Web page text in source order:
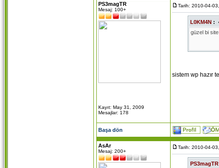
PS3magTR
Mesaj: 100+
Kayıt: May 31, 2009
Mesajlar: 178
Tarih: 2010-04-
L0KM4N :
güzel bi
sistem wp hazır
Başa dön
AsAr
Mesaj: 200+
Tarih: 2010-04-
PS3magTR